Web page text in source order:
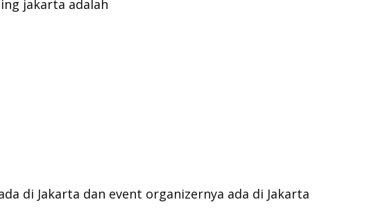
jakarta adalah
di Jakarta dan event organizernya ada di Jakarta